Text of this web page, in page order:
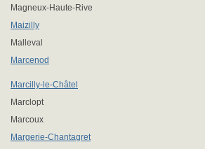
Magneux-Haute-Rive
Maizilly
Malleval
Marcenod
Marcilly-le-Châtel
Marclopt
Marcoux
Margerie-Chantagret